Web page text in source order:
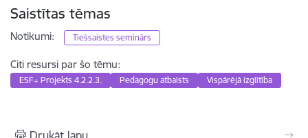
Saistītas tēmas
Notikumi: Tiešsaistes seminārs
Citi resursi par šo tēmu:
ESF+ Projekts 4.2.2.3. Pedagogu atbalsts Vispārējā izglītība